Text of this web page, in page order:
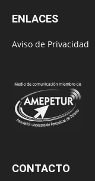
ENLACES
Aviso de Privacidad
CONTACTO